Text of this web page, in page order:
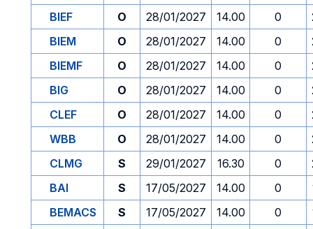
BIEF O 28/01/2027 14.00 0
BIEM
O 28/01/2027 14.00 0
BIEMF
O 28/01/2027 14.00 0
BIG
O 28/01/2027 14.00 0
CLEF
O 28/01/2027 14.00 0
WBB
O 28/01/2027 14.00 0
CLMG
S 29/01/2027 16.30 0
BAI
S 17/05/2027 14.00 0
BEMACS
S 17/05/2027 14.00 0